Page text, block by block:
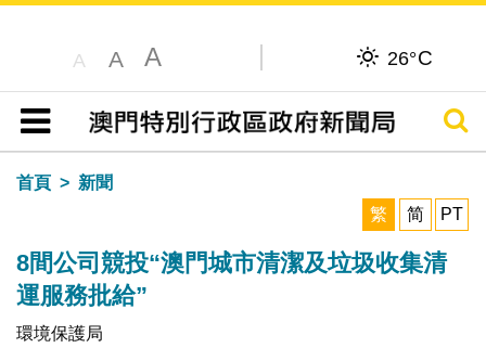
A A A 26°C
目錄
搜尋
首頁
新聞
繁
简 PT
8間公司競投“澳門城市清潔及垃圾收集清
運服務批給”
環境保護局